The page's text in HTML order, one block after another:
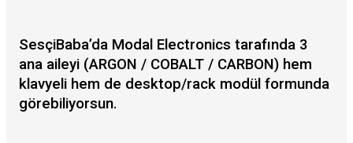
SesçiBaba’da Modal Electronics tarafında 3
ana aileyi (ARGON / COBALT / CARBON) hem
klavyeli hem de desktop/rack modül formunda
görebiliyorsun.